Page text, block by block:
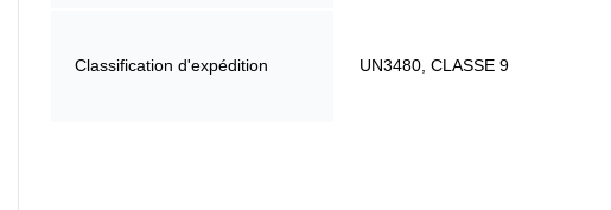
Classification d'expédition UN3480, CLASSE 9